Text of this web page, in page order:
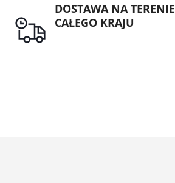
DOSTAWA NA TERENIE
CAŁEGO KRAJU